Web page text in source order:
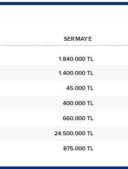
SERMAYE
1.840.000 TL
1.400.000 TL
45.000 TL
400.000 TL
660.000 TL
24.500.000 TL
875.000 TL